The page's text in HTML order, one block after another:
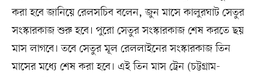
করা হবে জানিয়ে রেলসচিব বলেন, জুন মাসে কালুরঘাট সেতুর
সংস্কারকাজ শুরু হবে। পুরো সেতুর সংস্কারকাজ শেষ করতে ছয়
মাস লাগবে। তবে সেতুর মূল রেললাইনের সংস্কারকাজ তিন
মাসের মধ্যে শেষ করা হবে। এই তিন মাস ট্রেন (চট্টগ্রাম-